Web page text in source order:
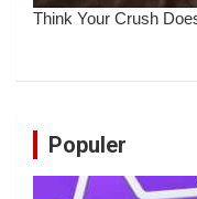
Populer